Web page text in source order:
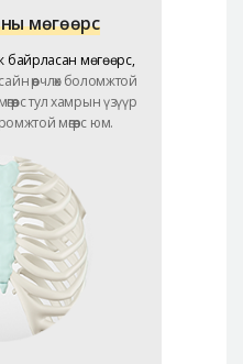
мөгөөрс
байрласан мөгөөрс,
өөрчлөх боломжтой
тул хамрын үзүүр
мөгөөрс юм.